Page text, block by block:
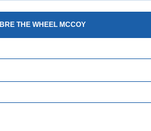
THE WHEEL MCCOY